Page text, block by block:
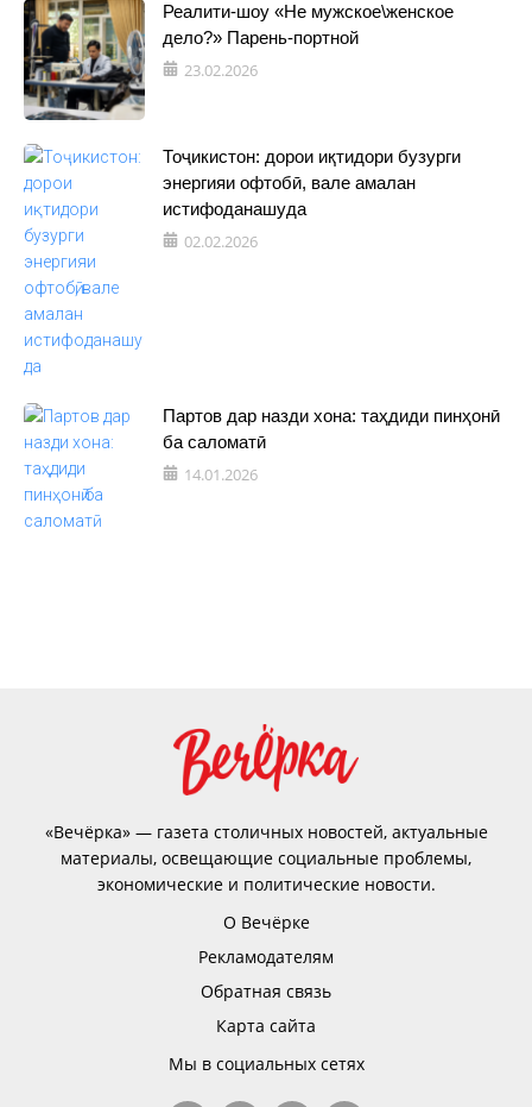
Реалити-шоу «Не мужское\женское
дело?» Парень-портной
23.02.2026
Тоҷикистон: дорои иқтидори бузурги
энергияи офтобӣ, вале амалан
истифоданашуда
02.02.2026
Партов дар назди хона: таҳдиди пинҳонӣ
ба саломатӣ
14.01.2026
«Вечёрка» — газета столичных новостей, актуальные
материалы, освещающие социальные проблемы,
экономические и политические новости.
О Вечёрке
Рекламодателям
Обратная связь
Карта сайта
Мы в социальных сетях